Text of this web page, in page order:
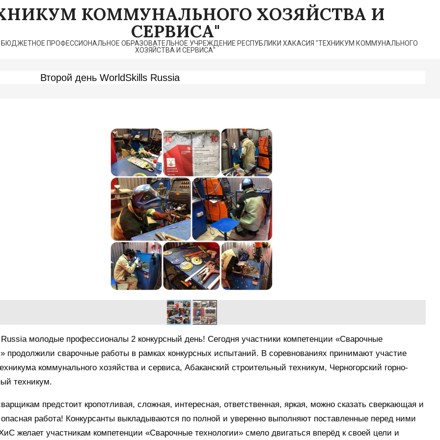
КОММУНАЛЬНОГО ХОЗЯЙСТВА И
СЕРВИСА"
БЮДЖЕТНОЕ ПРОФЕССИОНАЛЬНОЕ ОБРАЗОВАТЕЛЬНОЕ УЧРЕЖДЕНИЕ РЕСПУБЛИКИ ХАКАСИЯ "ТЕХНИКУМ КОММУНАЛЬНОГО
ХОЗЯЙСТВА И СЕРВИСА"
Второй день WorldSkills Russia
молодые профессионалы 2 конкурсный день! Сегодня участники компетенции «Сварочные
продолжили сварочные работы в рамках конкурсных испытаний. В соревнованиях принимают участие
коммунального хозяйства и сервиса, Абаканский строительный техникум, Черногорский горно-
техникум.
предстоит кропотливая, сложная, интересная, ответственная, яркая, можно сказать сверкающая и
опасная работа! Конкурсанты выкладываются по полной и уверенно выполняют поставленные перед ними
желает участникам компетенции «Сварочные технологии» смело двигаться вперёд к своей цели и